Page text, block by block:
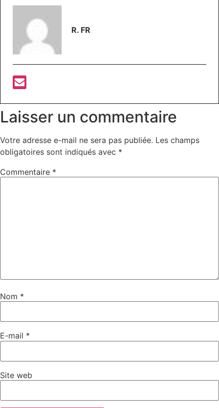
R. FR
Laisser un commentaire
Votre adresse e-mail ne sera pas publiée. Les champs
obligatoires sont indiqués avec *
Commentaire *
Nom *
E-mail *
Site web